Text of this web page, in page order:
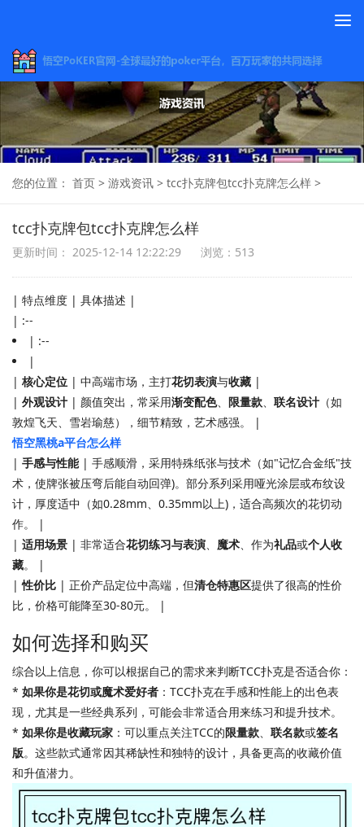
您的位置： 首页 > 游戏资讯 > tcc扑克牌包tcc扑克牌怎么样 >
tcc扑克牌包tcc扑克牌怎么样
更新时间： 2025-12-14 12:22:29 浏览：513
| 特点维度 | 具体描述 |
| :--
| :--
|
| 核心定位 | 中高端市场，主打花切表演与收藏 |
| 外观设计 | 颜值突出，常采用渐变配色、 限量款、 联名设计 （如
敦煌飞天、雪岩瑜慈），细节精致，艺术感强。 |
悟空黑桃a平台怎么样
| 手感与性能| 手感顺滑，采用特殊纸张与技术（如"记忆合金纸"技
术，使牌张被压弯后能自动回弹)。部分系列采用哑光涂层或布纹设
计，厚度适中（如0.28mm、0.35mm以上)，适合高频次的花切动
作。 |
| 适用场景 | 非常适合花切练习与表演、 魔术、作为礼品或个人收
藏。 |
|性价比 | 正价产品定位中高端，但清仓特惠区提供了很高的性价
比，价格可能降至30-80元。 |
如何选择和购买
综合以上信息，你可以根据自己的需求来判断TCC扑克是否适合你：
* 如果你是花切或魔术爱好者 ：TCC扑克在手感和性能上的出色表
现，尤其是一些经典系列，可能会非常适合用来练习和提升技术。
* 如果你是收藏玩家 ：可以重点关注TCC的限量款、 联名款或签名
版。这些款式通常因其稀缺性和独特的设计，具备更高的收藏价值
和升值潜力。